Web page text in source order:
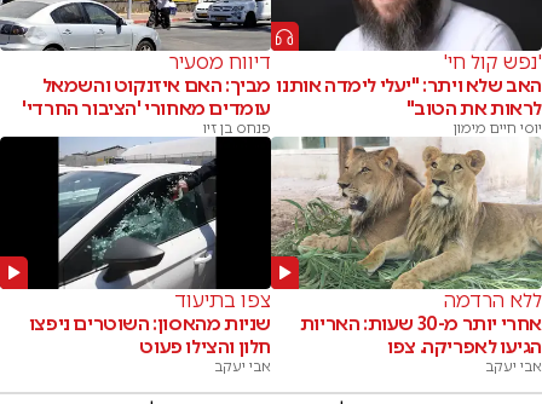
'נפש קול חי'
האב שלא ויתר: "יעלי לימדה אותנו
לראות את הטוב"
יוסי חיים מימון
דיווח מסעיר
מביך: האם איזנקוט והשמאל
עומדים מאחורי 'הציבור החרדי'
פנחס בן זיו
ללא הרדמה
אחרי יותר מ-30 שעות: האריות
הגיעו לאפריקה. צפו
אבי יעקב
צפו בתיעוד
שניות מהאסון: השוטרים ניפצו
חלון והצילו פעוט
אבי יעקב